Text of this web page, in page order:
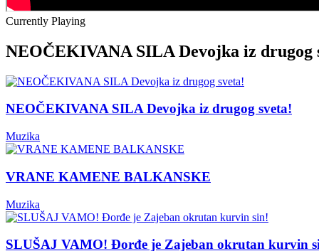
Currently Playing
NEOČEKIVANA SILA Devojka iz drugog
NEOČEKIVANA SILA Devojka iz drugog sveta!
Muzika
VRANE KAMENE BALKANSKE
Muzika
SLUŠAJ VAMO! Đorđe je Zajeban okrutan kurvin